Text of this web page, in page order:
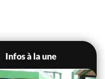
Infos à la une